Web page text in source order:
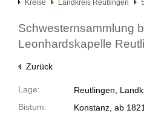
Kreise Landkreis Reutlingen
Schwesternsammlung
Leonhardskapelle
Zurück
Lage:
Reutlingen,
Bistum:
Konstanz, ab